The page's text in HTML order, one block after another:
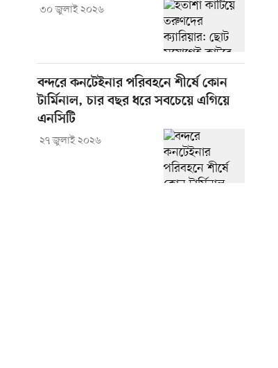
৩০ জুলাই ২০২৬
বন্দরে কনটেইনার পরিবহনে শীর্ষে কোন
টার্মিনাল, চার বছর ধরে সবচেয়ে এগিয়ে
এনসিটি
২৭ জুলাই ২০২৬